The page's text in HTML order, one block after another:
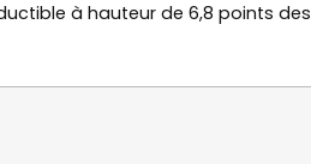
à hauteur de 6,8 points